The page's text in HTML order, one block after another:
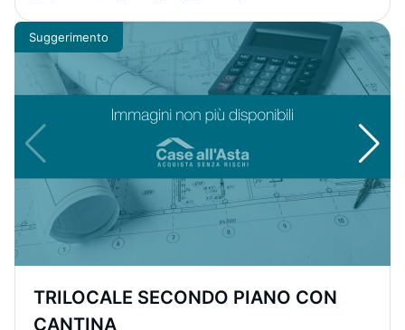
Suggerimento
TRILOCALE SECONDO PIANO CON
CANTINA